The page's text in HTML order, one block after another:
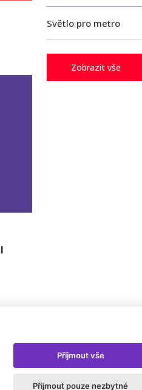
Světlo pro metro
Zobrazit vše
Přijmout vše
Přijmout pouze nezbytné